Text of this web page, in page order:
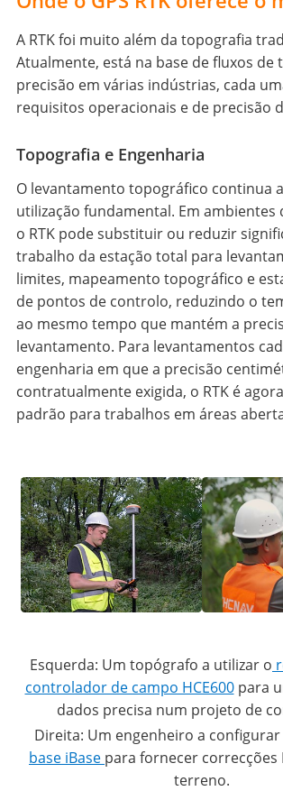
A RTK foi muito além da topografia
Atualmente, está na base de fluxos de
precisão em várias indústrias, cada
requisitos operacionais e de precisão
Topografia e Engenharia
O levantamento topográfico continua
utilização fundamental. Em ambientes
o RTK pode substituir ou reduzir
trabalho da estação total para
limites, mapeamento topográfico e
de pontos de controlo, reduzindo o
ao mesmo tempo que mantém a
levantamento. Para levantamentos
engenharia em que a precisão
contratualmente exigida, o RTK é
padrão para trabalhos em áreas
Esquerda: Um topógrafo a utilizar o
controlador de campo HCE600para
dados precisa num projeto de
Direita: Um engenheiro a configurar
base iBase para fornecer correcções
terreno.